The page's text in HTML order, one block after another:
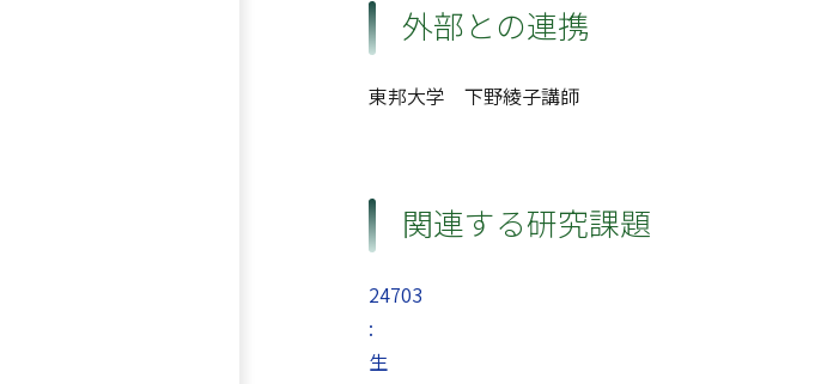
外部との連携
東邦大学 下野綾子講師
関連する研究課題
24703
:
生